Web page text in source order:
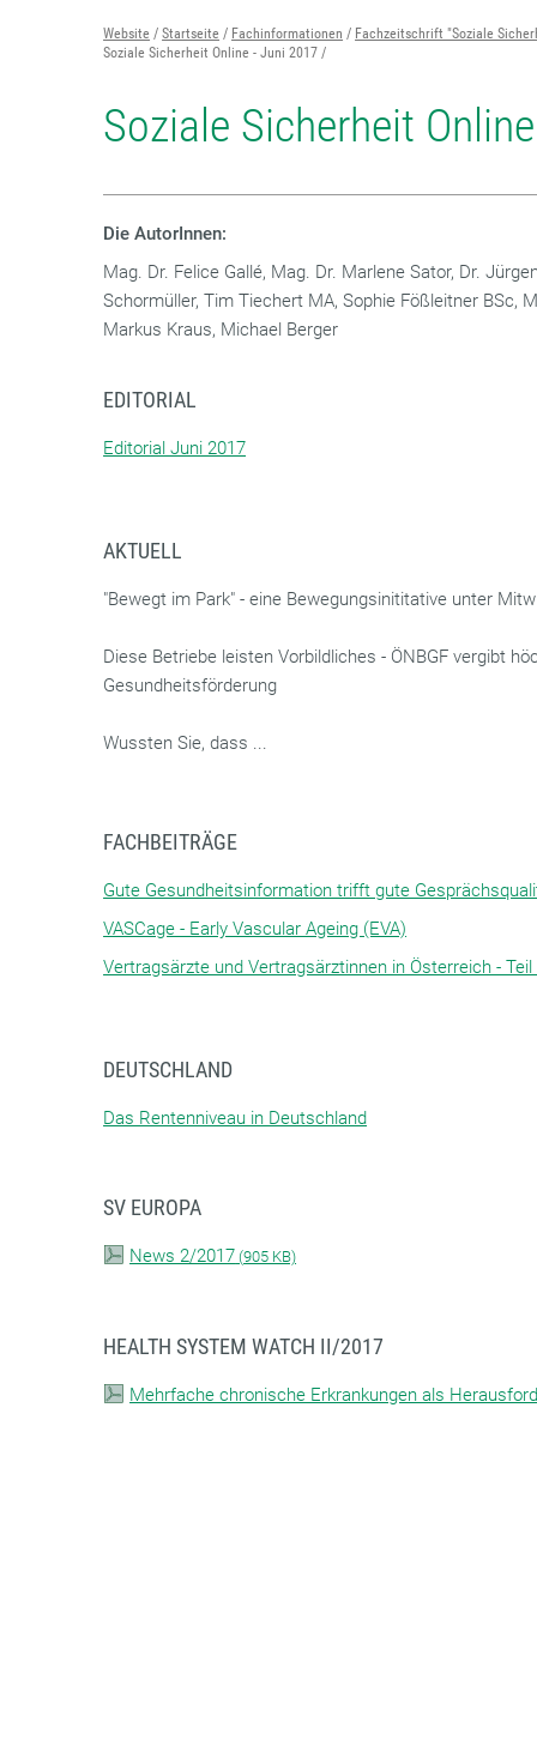
Website Startseite Fachinformationen
Fachzeitschrift "Soziale
Soziale Sicherheit Online - Juni 2017
Soziale Sicherheit
Die AutorInnen:
Mag. Dr. Felice Gallé, Mag. Dr. Marlene Sator, Dr.
Schormüller, Tim Tiechert MA, Sophie Fößleitner BSc,
Markus Kraus, Michael Berger
EDITORIAL
Editorial Juni 2017
AKTUELL
"Bewegt im Park" - eine Bewegungsinititative unter
Diese Betriebe leisten Vorbildliches - ÖNBGF vergibt
Gesundheitsförderung
Wussten Sie, dass ...
FACHBEITRÄGE
Gute Gesundheitsinformation trifft gute
VASCage - Early Vascular Ageing (EVA)
Vertragsärzte und Vertragsärztinnen in Österreich - Teil
DEUTSCHLAND
Das Rentenniveau in Deutschland
SV EUROPA
News 2/2017 (905 KB)
HEALTH SYSTEM WATCH II/2017
Mehrfache chronische Erkrankungen als